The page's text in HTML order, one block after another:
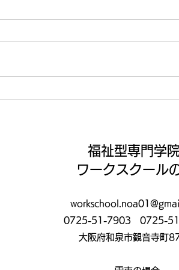
福祉型専門学
ワークスクール
0725-51-7903
0725-
大阪府和泉市観音寺町